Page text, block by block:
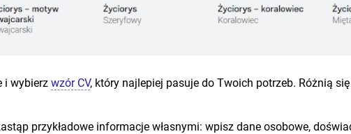
i wybierz wzór CV, który najlepiej pasuje do Twoich potrzeb. Różnią
przykładowe informacje własnymi: wpisz dane osobowe,